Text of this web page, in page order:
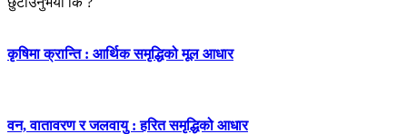
कृषिमा क्रान्ति : आर्थिक समृद्धिको मूल आधार
वन, वातावरण र जलवायु : हरित समृद्धिको आधार